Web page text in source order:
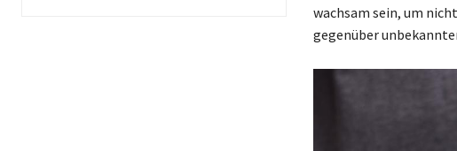
wachsam sein, um
gegenüber